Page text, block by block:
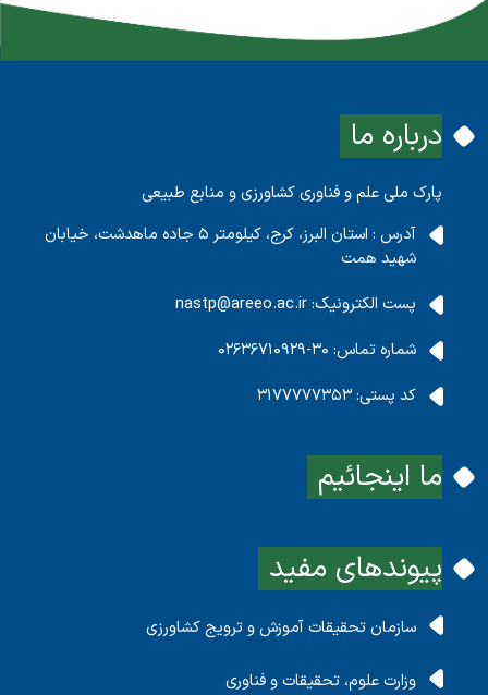
درباره ما
پارک ملی علم و فناوری کشاورزی و منابع طبیعی
آدرس : استان البرز، کرج، کیلومتر 5 جاده ماهدشت، خیابان
شهید همت
پست الکترونیک:nastp@areeo.ac.ir
شماره تماس: 30-02636710929
کد پستی:3177777353
ما اینجائیم
پیوندهای مفید
سازمان تحقیقات آموزش و ترویج کشاورزی
وزارت علوم، تحقیقات و فناوری